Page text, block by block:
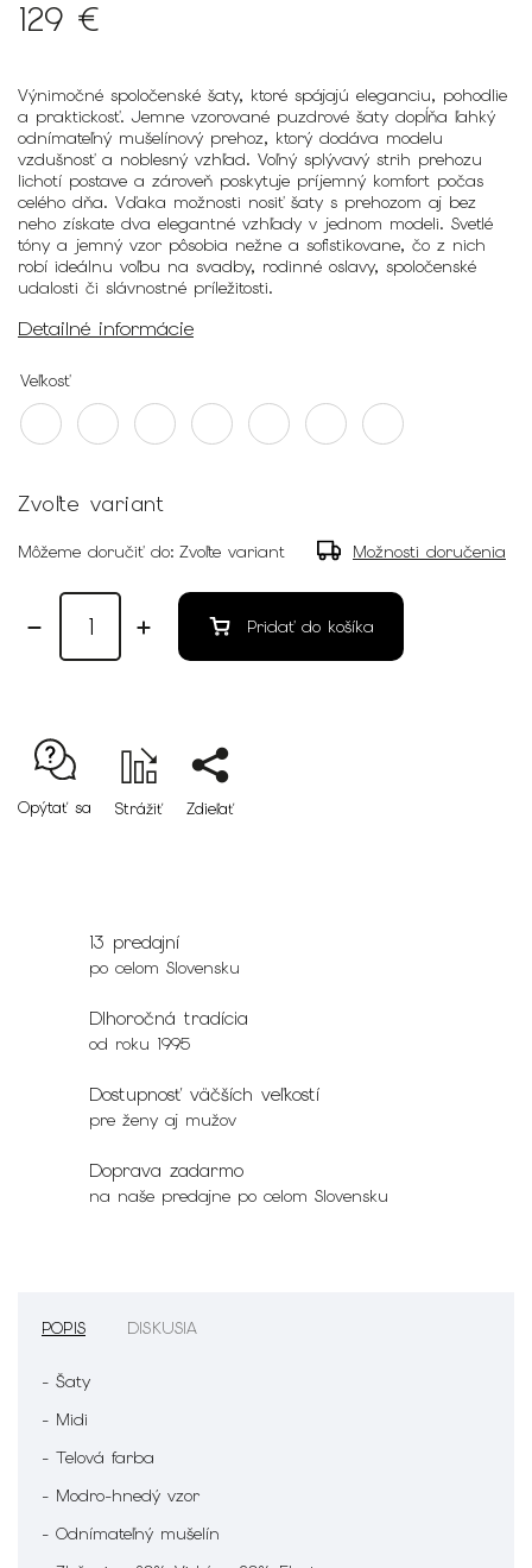
129 €
Výnimočné spoločenské šaty, ktoré spájajú eleganciu, pohodlie
a praktickosť. Jemne vzorované puzdrové šaty dopĺňa ľahký
odnímateľný mušelínový prehoz, ktorý dodáva modelu
vzdušnosť a noblesný vzhľad. Voľný splývavý strih prehozu
lichotí postave a zároveň poskytuje príjemný komfort počas
celého dňa. Vďaka možnosti nosiť šaty s prehozom aj bez
neho získate dva elegantné vzhľady v jednom modeli. Svetlé
tóny a jemný vzor pôsobia nežne a sofistikovane, čo z nich
robí ideálnu voľbu na svadby, rodinné oslavy, spoločenské
udalosti či slávnostné príležitosti.
Detailné informácie
Veľkosť
Zvoľte variant
Môžeme doručiť do: Zvoľte variant Možnosti doručenia
Pridať do košíka
Opýtať sa Strážiť Zdieľať
13 predajní
po celom Slovensku
Dlhoročná tradícia
od roku 1995
Dostupnosť väčších veľkostí
pre ženy aj mužov
Doprava zadarmo
na naše predajne po celom Slovensku
POPIS DISKUSIA
- Šaty
- Midi
- Telová farba
- Modro-hnedý vzor
- Odnímateľný mušelín